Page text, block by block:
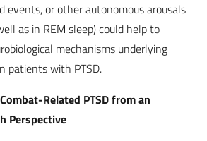
events, or other autonomous arousals
as in REM sleep) could help to
mechanisms underlying
patients with PTSD.
Related PTSD from an
Perspective